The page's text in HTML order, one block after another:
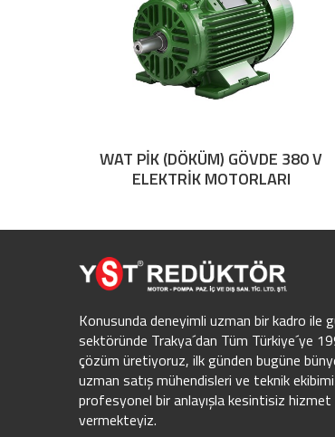
WAT PİK (DÖKÜM) GÖVDE 380 V
ELEKTRİK MOTORLARI
Konusunda deneyimli uzman bir kadro ile
sektöründe Trakya´dan Tüm Türkiye´ye
çözüm üretiyoruz, ilk günden bugüne
uzman satış mühendisleri ve teknik
profesyonel bir anlayışla kesintisiz
vermekteyiz.